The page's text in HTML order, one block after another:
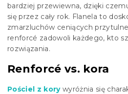
bardziej przewiewna, dzięki
się przez cały rok. Flanela to
zmarzluchów ceniących
renforcé zadowoli każdego, kto
rozwiązania.
Renforcé vs. kora
Pościel z korywyróżnia się